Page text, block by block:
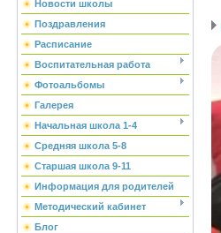
Новости школы
Поздравления
Расписание
Воспитательная работа
Фотоальбомы
Галерея
Начальная школа 1-4
Средняя школа 5-8
Старшая школа 9-11
Информация для родителей
Методический кабинет
Блог